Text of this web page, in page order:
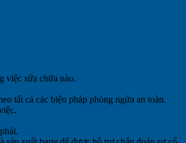
việc sửa chữa nào.
tất cả các biện pháp phòng ngừa an toàn.